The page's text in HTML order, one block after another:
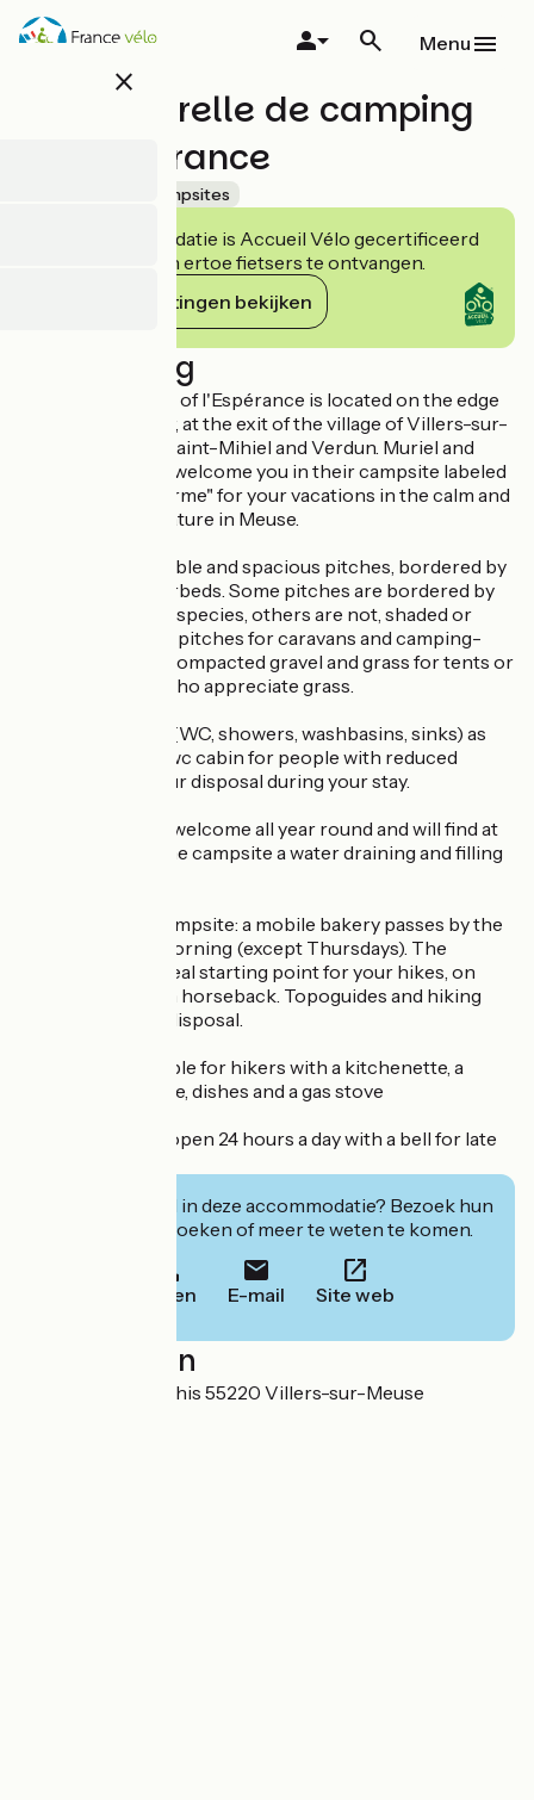
Overslaan
en
close
Menu
Aire naturelle de camping
de l'Espérance
Campsites
Deze accommodatie is Accueil Vélo gecertificeerd
en verbindt zich ertoe fietsers te ontvangen.
Haar verplichtingen bekijken
Beschrijving
The camping area of l'Espérance is located on the edge
of the Meuse river, at the exit of the village of Villers-sur-
Meuse, between Saint-Mihiel and Verdun. Muriel and
Francine PARINI, welcome you in their campsite labeled
"Bienvenue à la ferme" for your vacations in the calm and
in the middle of nature in Meuse.
It has 24 comfortable and spacious pitches, bordered by
hedges and flowerbeds. Some pitches are bordered by
hedges of various species, others are not, shaded or
semi-shaded. The pitches for caravans and camping-
cars are made of compacted gravel and grass for tents or
for caravanners who appreciate grass.
2 sanitary blocks (WC, showers, washbasins, sinks) as
well as a shower-wc cabin for people with reduced
mobility are at your disposal during your stay.
Motorhomes are welcome all year round and will find at
the entrance of the campsite a water draining and filling
The plus of the campsite: a mobile bakery passes by the
campsite every morning (except Thursdays). The
campsite is the ideal starting point for your hikes, on
foot, by bike or on horseback. Topoguides and hiking
maps are at your disposal.
A shelter is available for hikers with a kitchenette, a
fridge, a microwave, dishes and a gas stove
The reception is open 24 hours a day with a bell for late
Geïnteresseerd in deze accommodatie? Bezoek hun
website om te boeken of meer te weten te komen.
Bellen E-mail Site web
Localisation
3 Chemin des Pachis 55220 Villers-sur-Meuse